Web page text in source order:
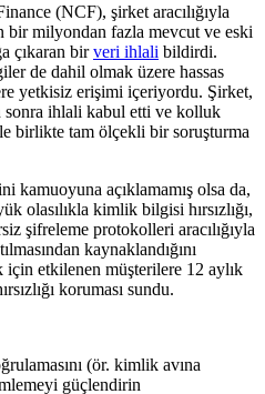
(NCF), şirket aracılığıyla
bir milyondan fazla mevcut ve eski
çıkaran birveri ihlali bildirdi.
de dahil olmak üzere hassas
yetkisiz erişimi içeriyordu. Şirket,
sonra ihlali kabul etti ve kolluk
birlikte tam ölçekli bir soruşturma
kamuoyuna açıklamamış olsa da,
olasılıkla kimlik bilgisi hırsızlığı,
şifreleme protokolleri aracılığıyla
kaynaklandığını
için etkilenen müşterilere 12 aylık
koruması sundu.
(ör. kimlik avına
güçlendirin